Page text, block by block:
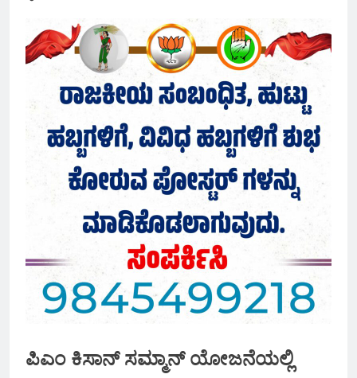
ಪಿಎಂ ಕಿಸಾನ್‌ ಸಮ್ಮಾನ್‌ ಯೋಜನೆಯಲ್ಲಿ